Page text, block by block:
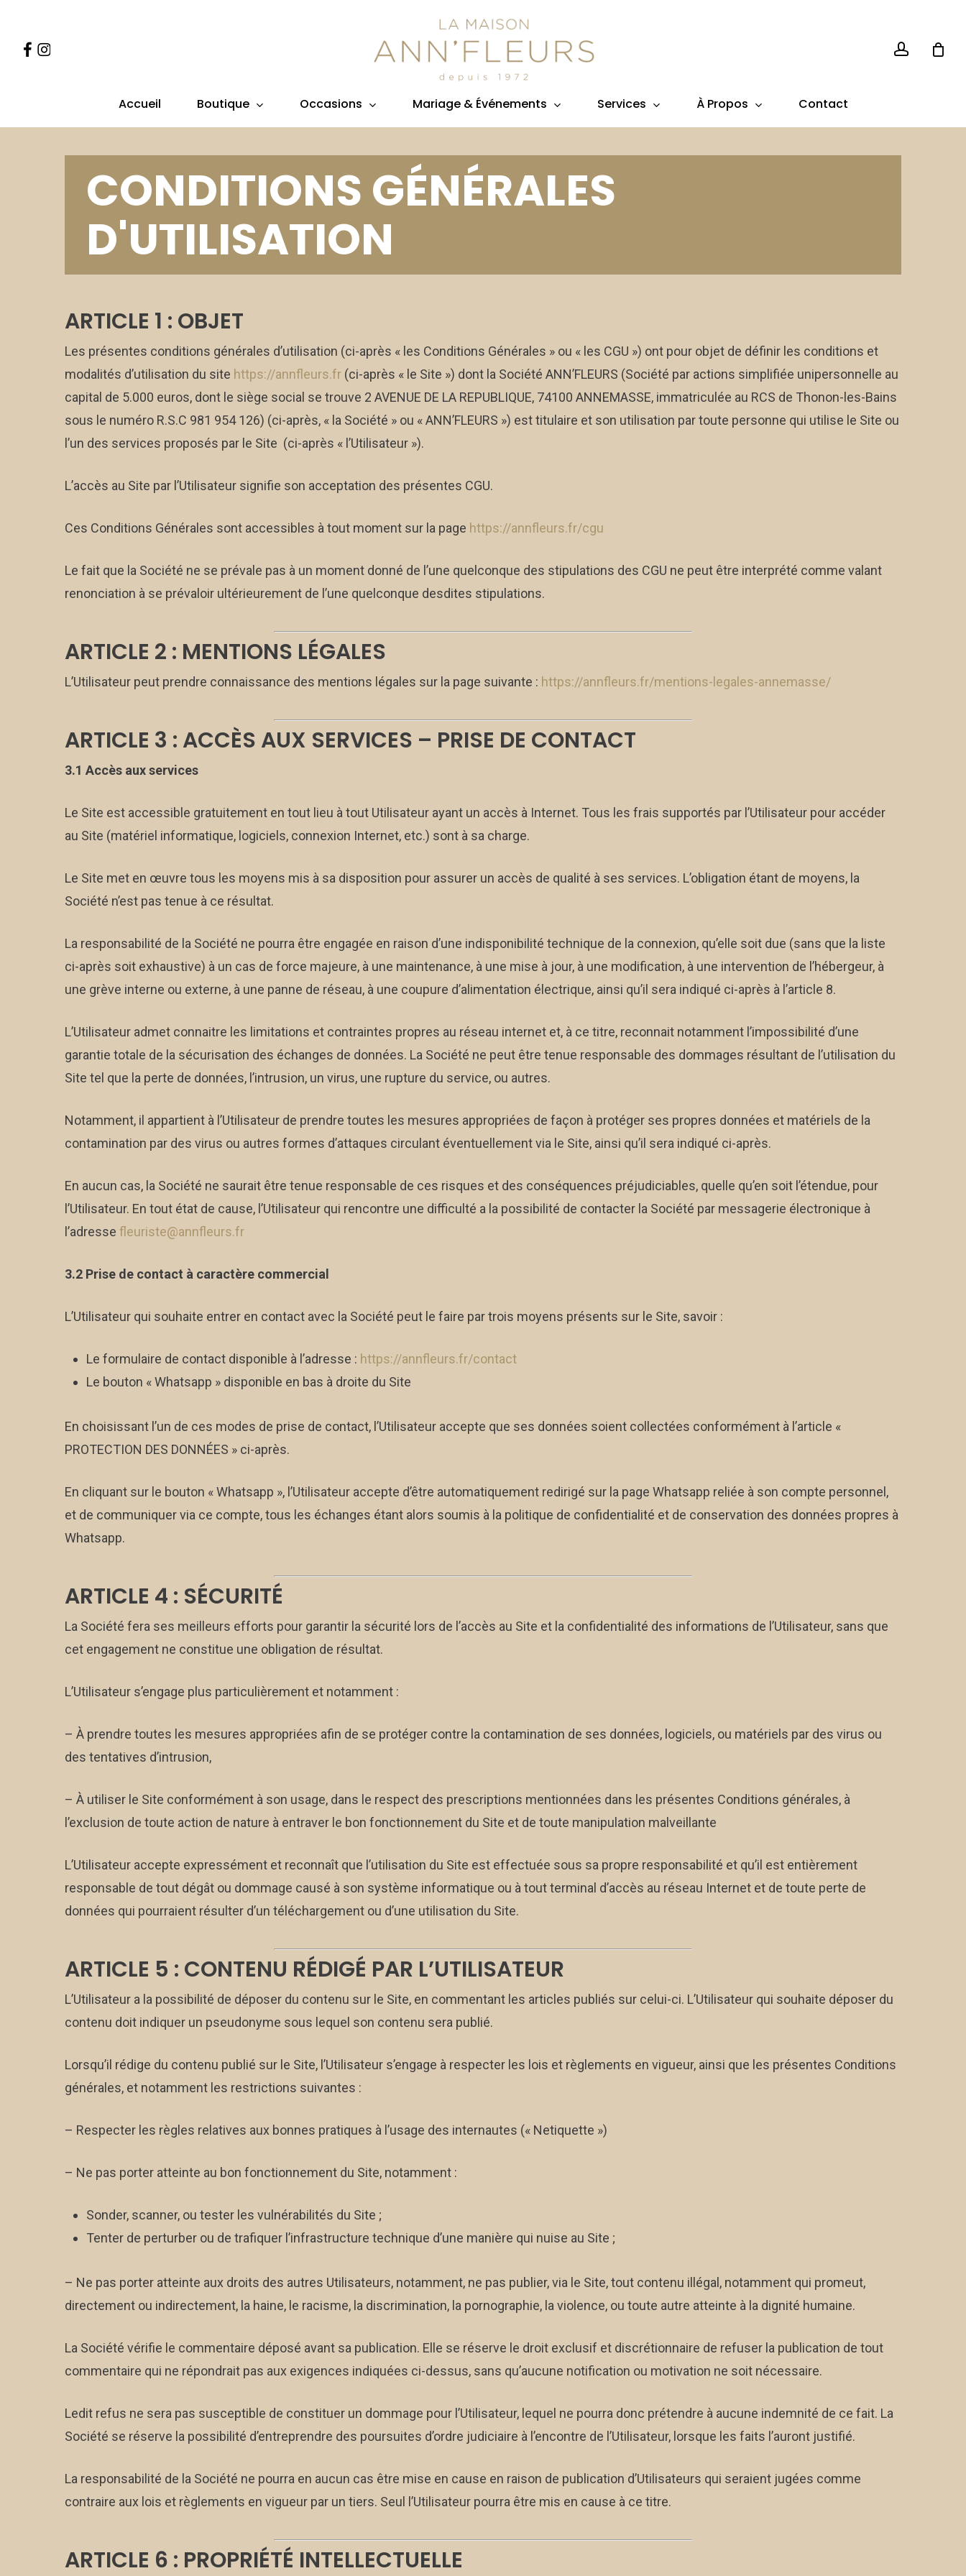
main
Facebook
Instagram
Accueil Boutique Occasions Mariage & Événements Services À Propos Contact
CONDITIONS GÉNÉRALES
D'UTILISATION
ARTICLE 1 : OBJET
Les présentes conditions générales d’utilisation (ci-après « les Conditions Générales » ou « les CGU ») ont pour objet de définir les conditions et
modalités d’utilisation du site https://annfleurs.fr (ci-après « le Site ») dont la Société ANN’FLEURS (Société par actions simplifiée unipersonnelle au
capital de 5.000 euros, dont le siège social se trouve 2 AVENUE DE LA REPUBLIQUE, 74100 ANNEMASSE, immatriculée au RCS de Thonon-les-Bains
sous le numéro R.S.C 981 954 126) (ci-après, « la Société » ou « ANN’FLEURS ») est titulaire et son utilisation par toute personne qui utilise le Site ou
l’un des services proposés par le Site (ci-après « l’Utilisateur »).
L’accès au Site par l’Utilisateur signifie son acceptation des présentes CGU.
Ces Conditions Générales sont accessibles à tout moment sur la page https://annfleurs.fr/cgu
Le fait que la Société ne se prévale pas à un moment donné de l’une quelconque des stipulations des CGU ne peut être interprété comme valant
renonciation à se prévaloir ultérieurement de l’une quelconque desdites stipulations.
ARTICLE 2 : MENTIONS LÉGALES
L’Utilisateur peut prendre connaissance des mentions légales sur la page suivante : https://annfleurs.fr/mentions-legales-annemasse/
ARTICLE 3 : ACCÈS AUX SERVICES – PRISE DE CONTACT
3.1 Accès aux services
Le Site est accessible gratuitement en tout lieu à tout Utilisateur ayant un accès à Internet. Tous les frais supportés par l’Utilisateur pour accéder
au Site (matériel informatique, logiciels, connexion Internet, etc.) sont à sa charge.
Le Site met en œuvre tous les moyens mis à sa disposition pour assurer un accès de qualité à ses services. L’obligation étant de moyens, la
Société n’est pas tenue à ce résultat.
La responsabilité de la Société ne pourra être engagée en raison d’une indisponibilité technique de la connexion, qu’elle soit due (sans que la liste
ci-après soit exhaustive) à un cas de force majeure, à une maintenance, à une mise à jour, à une modification, à une intervention de l’hébergeur, à
une grève interne ou externe, à une panne de réseau, à une coupure d’alimentation électrique, ainsi qu’il sera indiqué ci-après à l’article 8.
L’Utilisateur admet connaitre les limitations et contraintes propres au réseau internet et, à ce titre, reconnait notamment l’impossibilité d’une
garantie totale de la sécurisation des échanges de données. La Société ne peut être tenue responsable des dommages résultant de l’utilisation du
Site tel que la perte de données, l’intrusion, un virus, une rupture du service, ou autres.
Notamment, il appartient à l’Utilisateur de prendre toutes les mesures appropriées de façon à protéger ses propres données et matériels de la
contamination par des virus ou autres formes d’attaques circulant éventuellement via le Site, ainsi qu’il sera indiqué ci-après.
En aucun cas, la Société ne saurait être tenue responsable de ces risques et des conséquences préjudiciables, quelle qu’en soit l’étendue, pour
l’Utilisateur. En tout état de cause, l’Utilisateur qui rencontre une difficulté a la possibilité de contacter la Société par messagerie électronique à
l’adressefleuriste@annfleurs.fr
3.2 Prise de contact à caractère commercial
L’Utilisateur qui souhaite entrer en contact avec la Société peut le faire par trois moyens présents sur le Site, savoir :
Le formulaire de contact disponible à l’adresse : https://annfleurs.fr/contact
Le bouton « Whatsapp » disponible en bas à droite du Site
En choisissant l’un de ces modes de prise de contact, l’Utilisateur accepte que ses données soient collectées conformément à l’article «
PROTECTION DES DONNÉES » ci-après.
En cliquant sur le bouton « Whatsapp », l’Utilisateur accepte d’être automatiquement redirigé sur la page Whatsapp reliée à son compte personnel,
et de communiquer via ce compte, tous les échanges étant alors soumis à la politique de confidentialité et de conservation des données propres à
Whatsapp.
ARTICLE 4 : SÉCURITÉ
La Société fera ses meilleurs efforts pour garantir la sécurité lors de l’accès au Site et la confidentialité des informations de l’Utilisateur, sans que
cet engagement ne constitue une obligation de résultat.
L’Utilisateur s’engage plus particulièrement et notamment :
– À prendre toutes les mesures appropriées afin de se protéger contre la contamination de ses données, logiciels, ou matériels par des virus ou
des tentatives d’intrusion,
– À utiliser le Site conformément à son usage, dans le respect des prescriptions mentionnées dans les présentes Conditions générales, à
l’exclusion de toute action de nature à entraver le bon fonctionnement du Site et de toute manipulation malveillante
L’Utilisateur accepte expressément et reconnaît que l’utilisation du Site est effectuée sous sa propre responsabilité et qu’il est entièrement
responsable de tout dégât ou dommage causé à son système informatique ou à tout terminal d’accès au réseau Internet et de toute perte de
données qui pourraient résulter d’un téléchargement ou d’une utilisation du Site.
ARTICLE 5 : CONTENU RÉDIGÉ PAR L’UTILISATEUR
L’Utilisateur a la possibilité de déposer du contenu sur le Site, en commentant les articles publiés sur celui-ci. L’Utilisateur qui souhaite déposer du
contenu doit indiquer un pseudonyme sous lequel son contenu sera publié.
Lorsqu’il rédige du contenu publié sur le Site, l’Utilisateur s’engage à respecter les lois et règlements en vigueur, ainsi que les présentes Conditions
générales, et notamment les restrictions suivantes :
– Respecter les règles relatives aux bonnes pratiques à l’usage des internautes (« Netiquette »)
– Ne pas porter atteinte au bon fonctionnement du Site, notamment :
Sonder, scanner, ou tester les vulnérabilités du Site ;
Tenter de perturber ou de trafiquer l’infrastructure technique d’une manière qui nuise au Site ;
– Ne pas porter atteinte aux droits des autres Utilisateurs, notamment, ne pas publier, via le Site, tout contenu illégal, notamment qui promeut,
directement ou indirectement, la haine, le racisme, la discrimination, la pornographie, la violence, ou toute autre atteinte à la dignité humaine.
La Société vérifie le commentaire déposé avant sa publication. Elle se réserve le droit exclusif et discrétionnaire de refuser la publication de tout
commentaire qui ne répondrait pas aux exigences indiquées ci-dessus, sans qu’aucune notification ou motivation ne soit nécessaire.
Ledit refus ne sera pas susceptible de constituer un dommage pour l’Utilisateur, lequel ne pourra donc prétendre à aucune indemnité de ce fait. La
Société se réserve la possibilité d’entreprendre des poursuites d’ordre judiciaire à l’encontre de l’Utilisateur, lorsque les faits l’auront justifié.
La responsabilité de la Société ne pourra en aucun cas être mise en cause en raison de publication d’Utilisateurs qui seraient jugées comme
contraire aux lois et règlements en vigueur par un tiers. Seul l’Utilisateur pourra être mis en cause à ce titre.
ARTICLE 6 : PROPRIÉTÉ INTELLECTUELLE